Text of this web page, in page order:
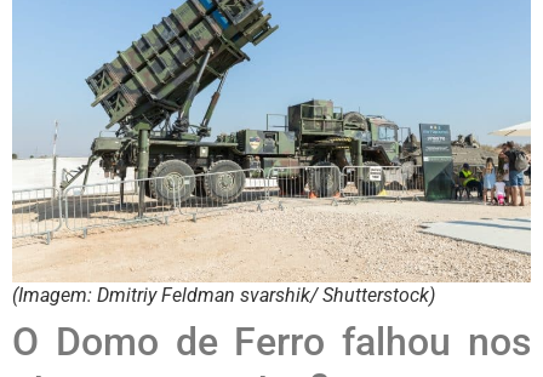
(Imagem: Dmitriy Feldman svarshik/ Shutterstock)
O Domo de Ferro falhou nos